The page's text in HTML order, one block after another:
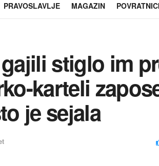
PRAVOSLAVLJE MAGAZIN POVRATNICI
stiglo im
karteli
јe seјala